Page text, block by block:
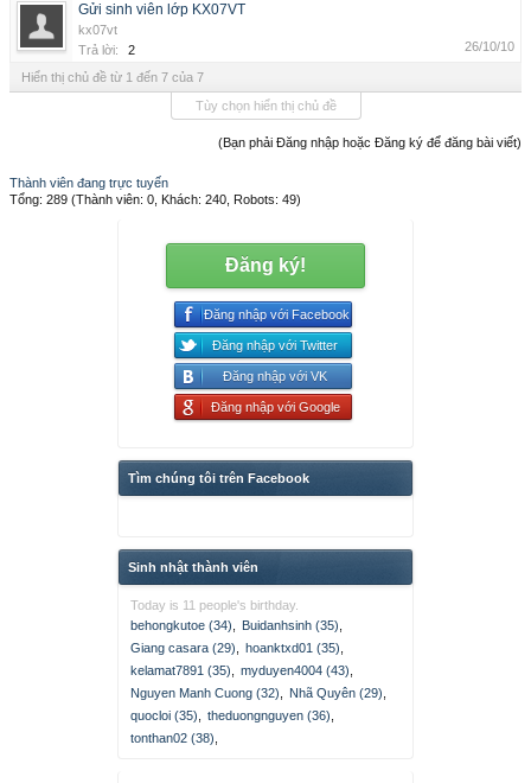
Gửi sinh viên lớp KX07VT
kx07vt
Trả lời:
2 26/10/10
Hiển thị chủ đề từ 1 đến 7 của 7
Tùy chọn hiển thị chủ đề
(Bạn phải Đăng nhập hoặc Đăng ký để đăng bài viết)
Thành viên đang trực tuyến
Tổng: 289 (Thành viên: 0, Khách: 240, Robots: 49)
Đăng ký!
Đăng nhập với Facebook
Đăng nhập với Twitter
Đăng nhập với VK
Đăng nhập với Google
Tìm chúng tôi trên Facebook
Sinh nhật thành viên
Today is 11 people's birthday.
behongkutoe (34)
Buidanhsinh (35)
Giang casara (29)
hoanktxd01 (35)
kelamat7891 (35)
myduyen4004 (43)
Nguyen Manh Cuong (32)
Nhã Quyên (29)
quocloi (35)
theduongnguyen (36)
tonthan02 (38)